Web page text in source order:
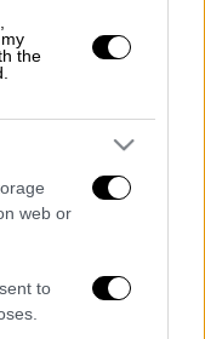
the
web or
to
την
της
την Γαλλίας».
επωμίζεται η
εκτοξευθεί
ένα
σε
Ηπείρου.